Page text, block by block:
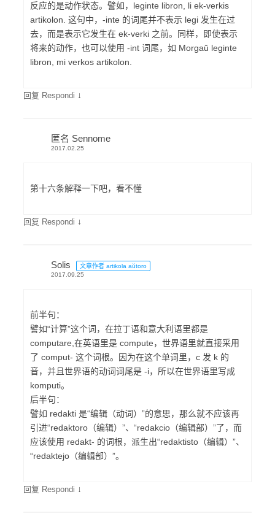
反应的是动作状态。譬如，leginte libron, li ek-verkis
artikolon. 这句中，-inte 的词尾并不表示 legi 发生在过
去，而是表示它发生在 ek-verki 之前。同样，即使表示
将来的动作，也可以使用 -int 词尾，如 Morgaŭ leginte
libron, mi verkos artikolon.
回复 Respondi ↓
匿名 Sennome
2017.02.25
第十六条解释一下吧，看不懂
回复 Respondi ↓
Solis
文章作者 artikola aŭtoro
2017.09.25
前半句：
譬如“计算”这个词，在拉丁语和意大利语里都是
computare,在英语里是 compute，世界语里就直接采用
了 comput- 这个词根。因为在这个单词里，c 发 k 的
音，并且世界语的动词词尾是 -i，所以在世界语里写成
komputi。
后半句：
譬如 redakti 是“编辑（动词）”的意思，那么就不应该再
引进“redaktoro（编辑）”、“redakcio（编辑部）”了，而
应该使用 redakt- 的词根，派生出“redaktisto（编辑）”、
“redaktejo（编辑部）”。
回复 Respondi ↓